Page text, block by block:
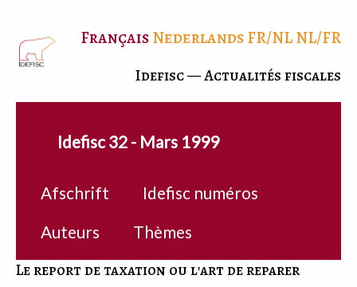
FrançaisNederlandsFR/NLNL/FR
Idefisc — Actualités fiscales
Idefisc 32 - Mars 1999
Afschrift
Idefisc numéros
Auteurs
Thèmes
Le report de taxation ou l'art de reparer